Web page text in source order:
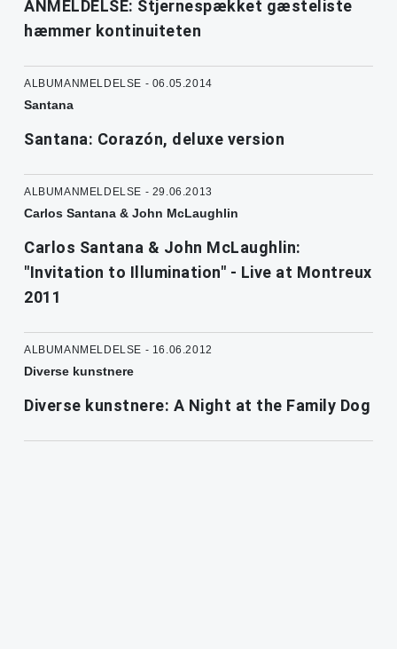
ANMELDELSE: Stjernespækket gæsteliste
hæmmer kontinuiteten
ALBUMANMELDELSE - 06.05.2014
Santana
Santana: Corazón, deluxe version
ALBUMANMELDELSE - 29.06.2013
Carlos Santana & John McLaughlin
Carlos Santana & John McLaughlin:
"Invitation to Illumination" - Live at Montreux
2011
ALBUMANMELDELSE - 16.06.2012
Diverse kunstnere
Diverse kunstnere: A Night at the Family Dog